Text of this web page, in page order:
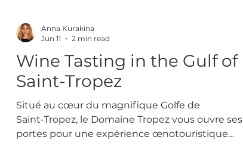
Wine Tasting in the Gulf of
Saint-Tropez
Situé au cœur du magnifique Golfe de
Saint‑Tropez, le Domaine Tropez vous ouvre ses
portes pour une expérience œnotouristique
Anna Kurakina
Jun 11
2 min read